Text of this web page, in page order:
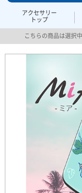
アクセサリー
トップ
こちらの商品は選択